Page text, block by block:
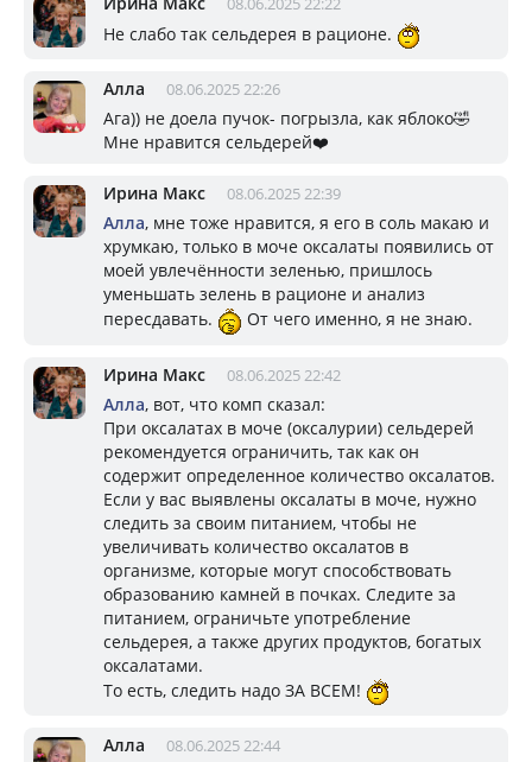
Не слабо так сельдерея в рационе.
Алла 08.06.2025 22:26
Ага)) не доела пучок- погрызла, как яблоко🤣
Мне нравится сельдерей❤️
Ирина Макс 08.06.2025 22:39
Алла, мне тоже нравится, я его в соль макаю и
хрумкаю, только в моче оксалаты появились от
моей увлечённости зеленью, пришлось
уменьшать зелень в рационе и анализ
пересдавать.
От чего именно, я не знаю.
Ирина Макс 08.06.2025 22:42
Алла, вот, что комп сказал:
При оксалатах в моче (оксалурии) сельдерей
рекомендуется ограничить, так как он
содержит определенное количество оксалатов.
Если у вас выявлены оксалаты в моче, нужно
следить за своим питанием, чтобы не
увеличивать количество оксалатов в
организме, которые могут способствовать
образованию камней в почках. Следите за
питанием, ограничьте употребление
сельдерея, а также других продуктов, богатых
оксалатами.
То есть, следить надо ЗА ВСЕМ!
Алла 08.06.2025 22:44